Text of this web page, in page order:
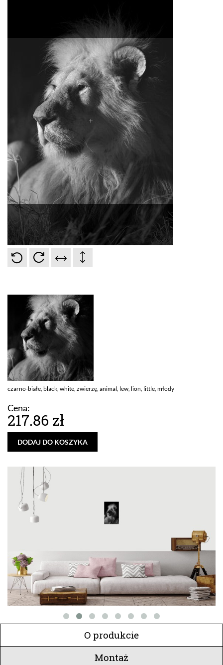
czarno-białe, black, white, zwierzę, animal, lew, lion, little, młody
Cena:
217.86 zł
DODAJ DO KOSZYKA
O produkcie
Montaż